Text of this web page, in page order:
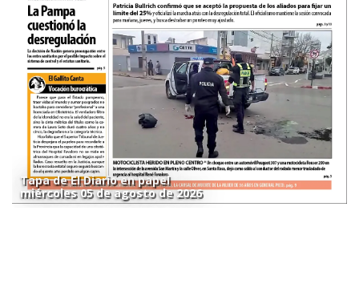
Tapa de El Diario en papel
miércoles 05 de agosto de 2026